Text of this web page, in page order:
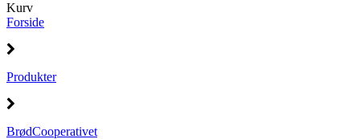
Kurv
Forside
Produkter
BrødCooperativet